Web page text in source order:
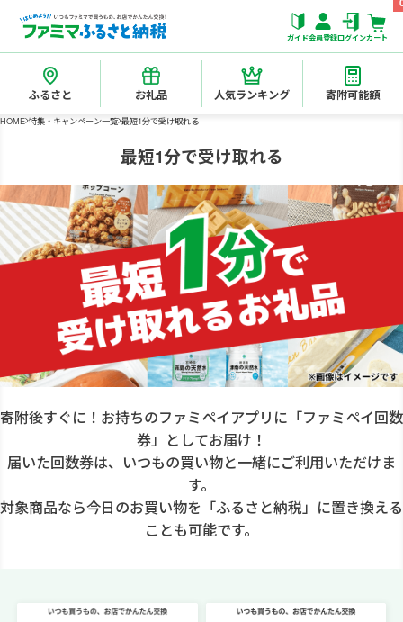
ガイド会員登録ログインカート
ふるさと お礼品 人気ランキング 寄附可能額
HOME 特集・キャンペーン一覧 最短1分で受け取れる
最短1分で受け取れる
寄附後すぐに！お持ちのファミペイアプリに「ファミペイ回数
券」としてお届け！
届いた回数券は、いつもの買い物と一緒にご利用いただけま
す。
対象商品なら今日のお買い物を「ふるさと納税」に置き換える
ことも可能です。